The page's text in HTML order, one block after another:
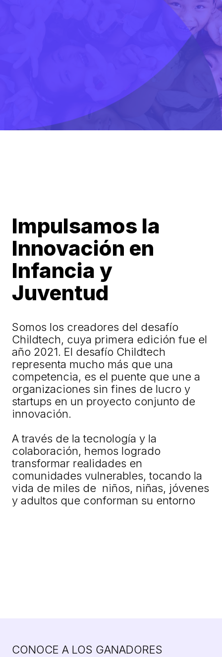
Impulsamos la
Innovación en
Infancia y
Juventud
Somos los creadores del desafío
Childtech, cuya primera edición fue el
año 2021. El desafío Childtech
representa mucho más que una
competencia, es el puente que une a
organizaciones sin fines de lucro y
startups en un proyecto conjunto de
innovación.
A través de la tecnología y la
colaboración, hemos logrado
transformar realidades en
comunidades vulnerables, tocando la
vida de miles de niños, niñas, jóvenes
y adultos que conforman su entorno
CONOCE A LOS GANADORES